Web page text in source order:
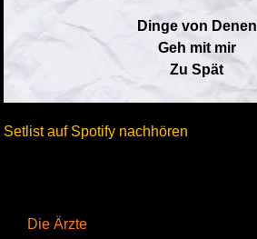
Die Ärzte
Dinge von Denen
Geh mit mir
Zu Spät
Setlist auf Spotify nachhören